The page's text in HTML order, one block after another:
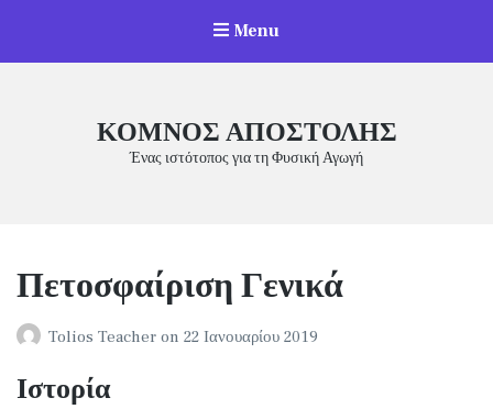
Menu
ΚΟΜΝΟΣ ΑΠΟΣΤΟΛΗΣ
Ένας ιστότοπος για τη Φυσική Αγωγή
Πετοσφαίριση Γενικά
Tolios Teacher on 22 Ιανουαρίου 2019
Ιστορία